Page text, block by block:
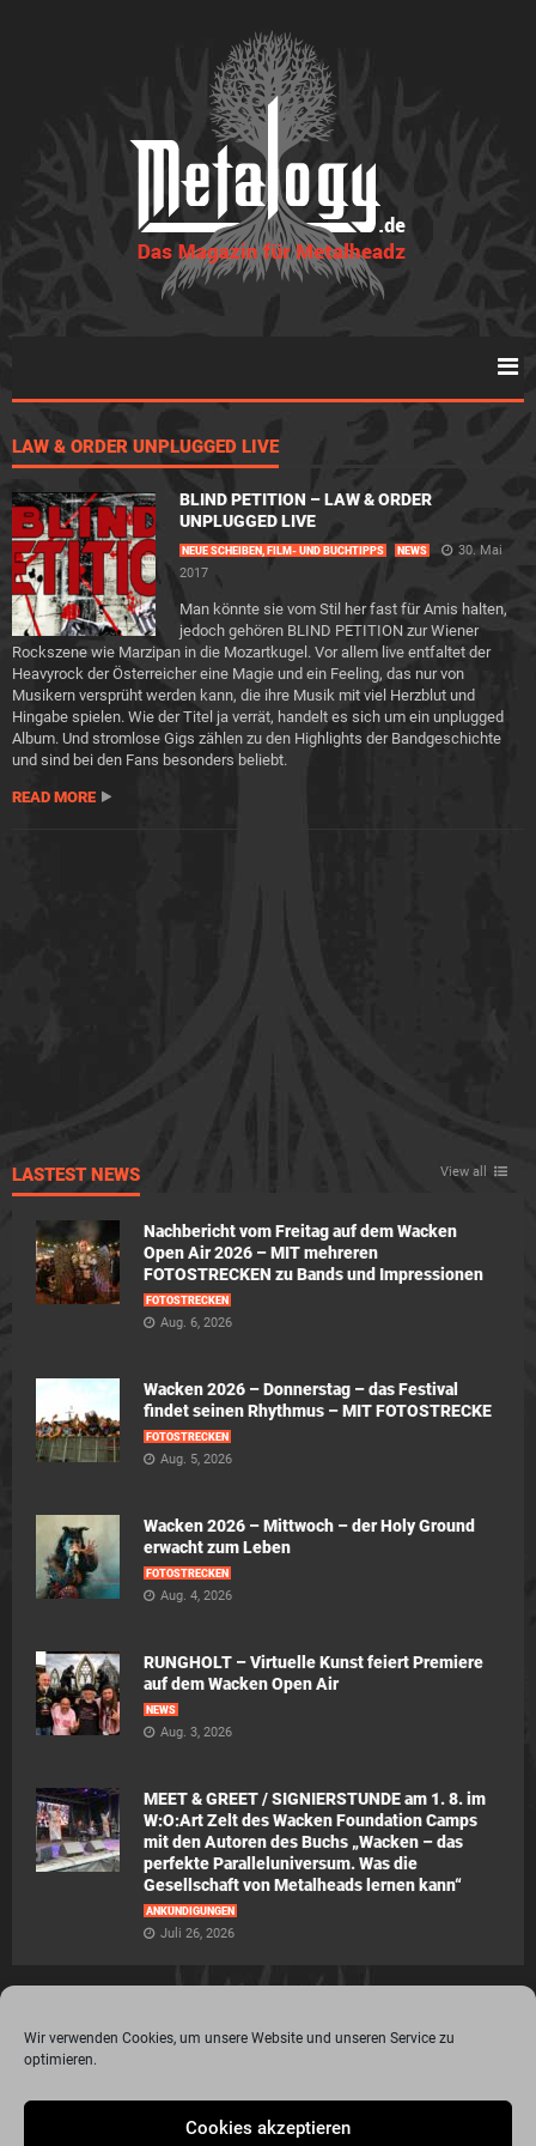
Wir verwenden Cookies, um unsere Website und unseren Service zu
optimieren.
Cookies akzeptieren
LAW & ORDER UNPLUGGED LIVE
BLIND PETITION – LAW & ORDER
UNPLUGGED LIVE
NEUE SCHEIBEN, FILM- UND BUCHTIPPS NEWS
30. Mai
2017
Man könnte sie vom Stil her fast für Amis halten,
jedoch gehören BLIND PETITION zur Wiener
Rockszene wie Marzipan in die Mozartkugel. Vor allem live entfaltet der
Heavyrock der Österreicher eine Magie und ein Feeling, das nur von
Musikern versprüht werden kann, die ihre Musik mit viel Herzblut und
Hingabe spielen. Wie der Titel ja verrät, handelt es sich um ein unplugged
Album. Und stromlose Gigs zählen zu den Highlights der Bandgeschichte
und sind bei den Fans besonders beliebt.
READ MORE
LASTEST NEWS View all
Nachbericht vom Freitag auf dem Wacken
Open Air 2026 – MIT mehreren
FOTOSTRECKEN zu Bands und Impressionen
FOTOSTRECKEN
Aug. 6, 2026
Wacken 2026 – Donnerstag – das Festival
findet seinen Rhythmus – MIT FOTOSTRECKE
FOTOSTRECKEN
Aug. 5, 2026
Wacken 2026 – Mittwoch – der Holy Ground
erwacht zum Leben
FOTOSTRECKEN
Aug. 4, 2026
RUNGHOLT – Virtuelle Kunst feiert Premiere
auf dem Wacken Open Air
NEWS
Aug. 3, 2026
MEET & GREET / SIGNIERSTUNDE am 1. 8. im
W:O:Art Zelt des Wacken Foundation Camps
mit den Autoren des Buchs „Wacken – das
perfekte Paralleluniversum. Was die
Gesellschaft von Metalheads lernen kann“
ANKÜNDIGUNGEN
Juli 26, 2026
Unterstützung von the surface new media gmbh